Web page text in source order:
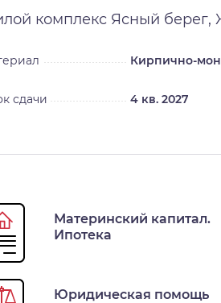
комплекс Ясный берег,
Кирпично-
сдачи 4 кв. 2027
Материнский капитал.
Ипотека
Юридическая помощь